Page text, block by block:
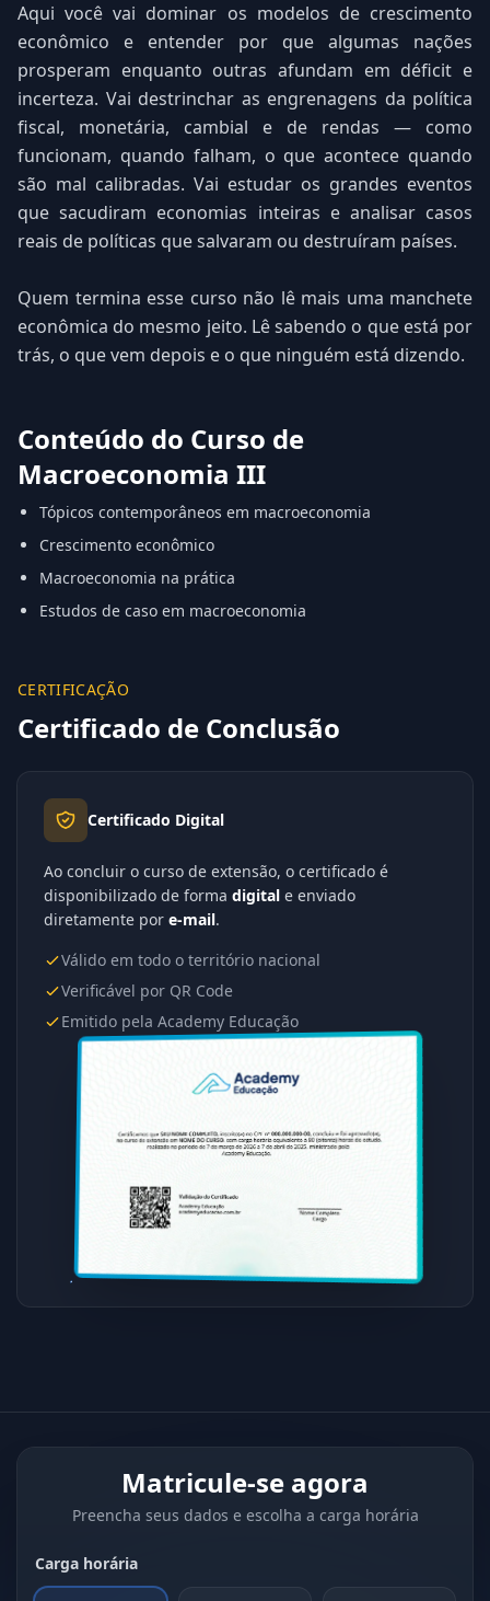
Aqui você vai dominar os modelos de crescimento
econômico e entender por que algumas nações
prosperam enquanto outras afundam em déficit e
incerteza. Vai destrinchar as engrenagens da política
fiscal, monetária, cambial e de rendas — como
funcionam, quando falham, o que acontece quando
são mal calibradas. Vai estudar os grandes eventos
que sacudiram economias inteiras e analisar casos
reais de políticas que salvaram ou destruíram países.
Quem termina esse curso não lê mais uma manchete
econômica do mesmo jeito. Lê sabendo o que está por
trás, o que vem depois e o que ninguém está dizendo.
Conteúdo do Curso de
Macroeconomia III
Tópicos contemporâneos em macroeconomia
Crescimento econômico
Macroeconomia na prática
Estudos de caso em macroeconomia
CERTIFICAÇÃO
Certificado de Conclusão
Certificado Digital
Ao concluir o curso de extensão, o certificado é
disponibilizado de forma digital e enviado
diretamente por e-mail.
Válido em todo o território nacional
Verificável por QR Code
Emitido pela Academy Educação
Matricule-se agora
Preencha seus dados e escolha a carga horária
Carga horária